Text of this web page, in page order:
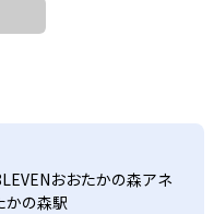
おおたかの森アネ
かの森駅